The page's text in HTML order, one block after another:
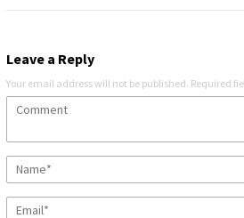
Leave a Reply
Your email address will not be published. Required